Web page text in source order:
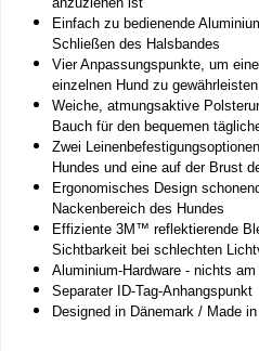
Einfach zu bedienende
Schließen des Halsbandes
Vier Anpassungspunkte, um
einzelnen Hund zu gewährleisten
Weiche, atmungsaktive
Bauch für den bequemen
Zwei
Hundes und eine auf der Brust
Ergonomisches Design
Nackenbereich des Hundes
Effiziente 3M™ reflektierende
Sichtbarkeit bei schlechten
Aluminium-Hardware - nichts
Separater ID-Tag-Anhangspunkt
Designed in Dänemark / Made